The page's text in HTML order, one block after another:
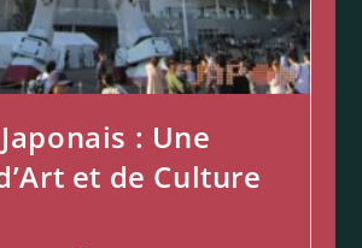
: Une
et de Culture